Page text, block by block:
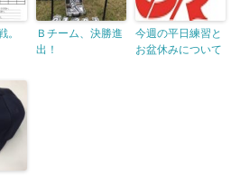
。
Ｂチーム、決勝進
出！
今週の平日練習と
お盆休みについて